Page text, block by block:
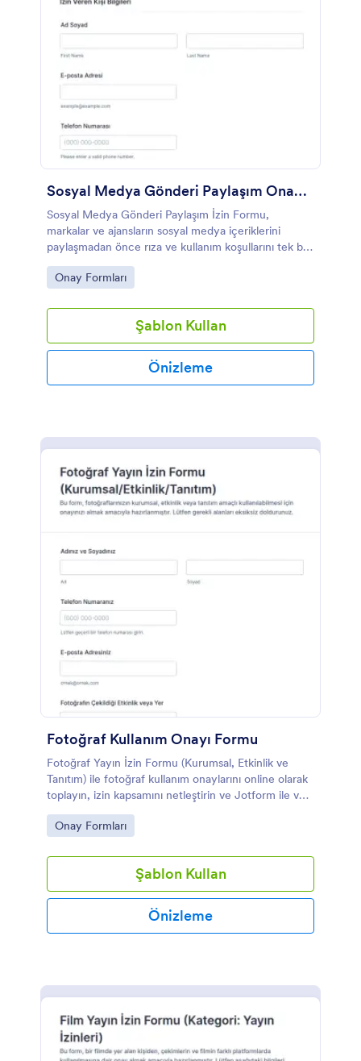
Sosyal Medya Gönderi Paylaşım Onay Formu
Sosyal Medya Gönderi Paylaşım İzin Formu,
markalar ve ajansların sosyal medya içeriklerini
paylaşmadan önce rıza ve kullanım koşullarını tek bir
form yanıtı ile toplayarak veri toplama sürecini
yönetmesine yardımcı olur.
Go to Category:
Onay Formları
Şablon Kullan
Önizleme
Fotoğraf Kullanım Onayı Formu
Fotoğraf Yayın İzin Formu (Kurumsal, Etkinlik ve
Tanıtım) ile fotoğraf kullanım onaylarını online olarak
toplayın, izin kapsamını netleştirin ve Jotform ile veri
toplama sürecini tek yerden yönetin.
Go to Category:
Onay Formları
Şablon Kullan
Önizleme